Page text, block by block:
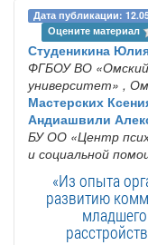
Дата публикации:
Оцените материал
Студеникина
ФГБОУ ВО «Омский
университет» ,
Мастерских
Андиашвили
БУ ОО «Центр
и социальной
«Из опыта
развитию